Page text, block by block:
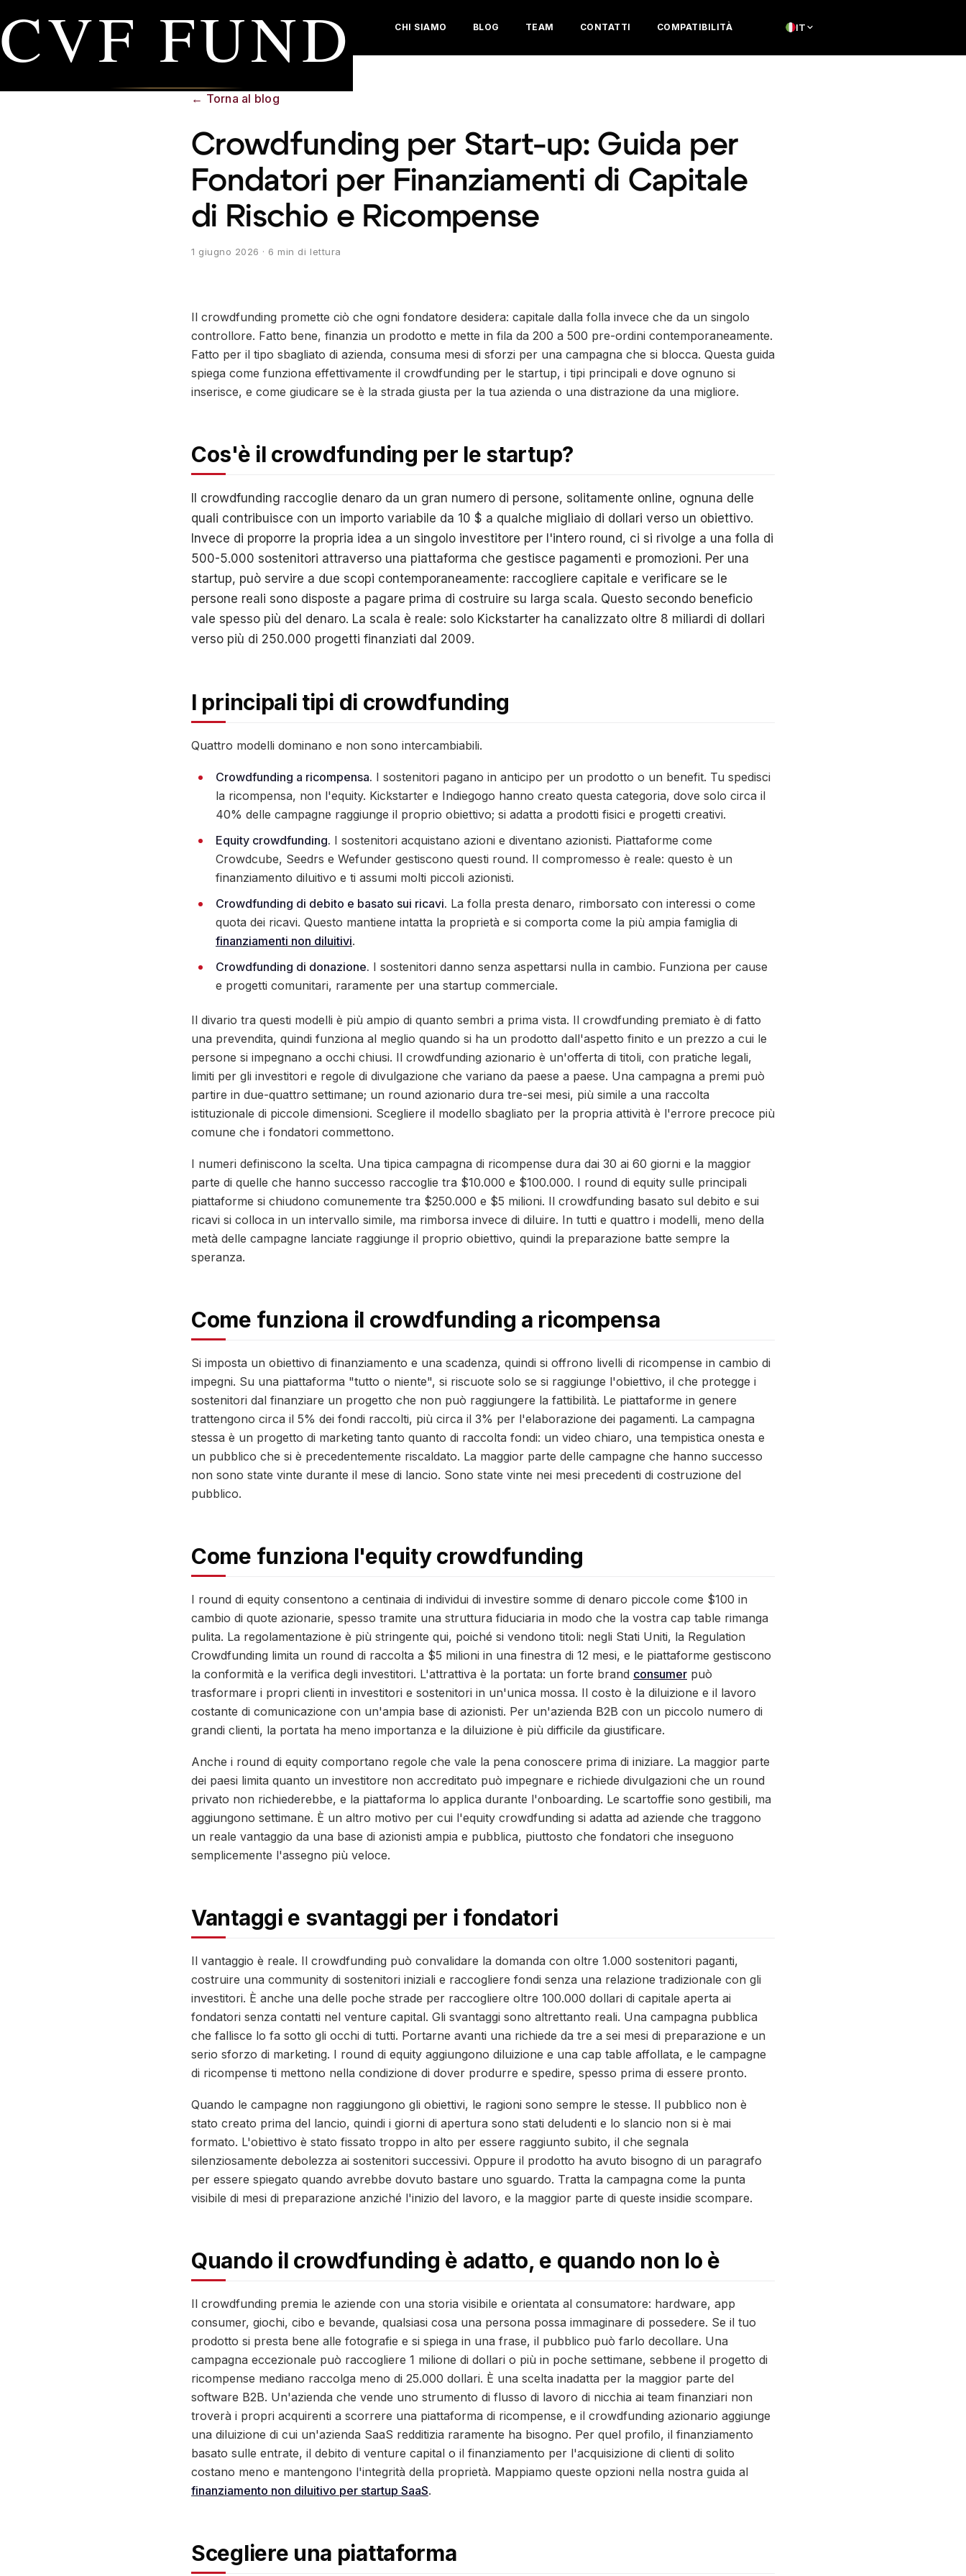
CVF FUND IT
CHI SIAMO BLOG TEAM CONTATTI COMPATIBILITÀ
← Torna al blog
Crowdfunding per Start-up: Guida per
Fondatori per Finanziamenti di Capitale
di Rischio e Ricompense
1 giugno 2026 · 6 min di lettura
Il crowdfunding promette ciò che ogni fondatore desidera: capitale dalla folla invece che da un singolo
controllore. Fatto bene, finanzia un prodotto e mette in fila da 200 a 500 pre-ordini contemporaneamente.
Fatto per il tipo sbagliato di azienda, consuma mesi di sforzi per una campagna che si blocca. Questa guida
spiega come funziona effettivamente il crowdfunding per le startup, i tipi principali e dove ognuno si
inserisce, e come giudicare se è la strada giusta per la tua azienda o una distrazione da una migliore.
Cos'è il crowdfunding per le startup?
Il crowdfunding raccoglie denaro da un gran numero di persone, solitamente online, ognuna delle
quali contribuisce con un importo variabile da 10 $ a qualche migliaio di dollari verso un obiettivo.
Invece di proporre la propria idea a un singolo investitore per l'intero round, ci si rivolge a una folla di
500-5.000 sostenitori attraverso una piattaforma che gestisce pagamenti e promozioni. Per una
startup, può servire a due scopi contemporaneamente: raccogliere capitale e verificare se le
persone reali sono disposte a pagare prima di costruire su larga scala. Questo secondo beneficio
vale spesso più del denaro. La scala è reale: solo Kickstarter ha canalizzato oltre 8 miliardi di dollari
verso più di 250.000 progetti finanziati dal 2009.
I principali tipi di crowdfunding
Quattro modelli dominano e non sono intercambiabili.
Crowdfunding a ricompensa. I sostenitori pagano in anticipo per un prodotto o un benefit. Tu spedisci
la ricompensa, non l'equity. Kickstarter e Indiegogo hanno creato questa categoria, dove solo circa il
40% delle campagne raggiunge il proprio obiettivo; si adatta a prodotti fisici e progetti creativi.
Equity crowdfunding. I sostenitori acquistano azioni e diventano azionisti. Piattaforme come
Crowdcube, Seedrs e Wefunder gestiscono questi round. Il compromesso è reale: questo è un
finanziamento diluitivo e ti assumi molti piccoli azionisti.
Crowdfunding di debito e basato sui ricavi. La folla presta denaro, rimborsato con interessi o come
quota dei ricavi. Questo mantiene intatta la proprietà e si comporta come la più ampia famiglia di
finanziamenti non diluitivi.
Crowdfunding di donazione. I sostenitori danno senza aspettarsi nulla in cambio. Funziona per cause
e progetti comunitari, raramente per una startup commerciale.
Il divario tra questi modelli è più ampio di quanto sembri a prima vista. Il crowdfunding premiato è di fatto
una prevendita, quindi funziona al meglio quando si ha un prodotto dall'aspetto finito e un prezzo a cui le
persone si impegnano a occhi chiusi. Il crowdfunding azionario è un'offerta di titoli, con pratiche legali,
limiti per gli investitori e regole di divulgazione che variano da paese a paese. Una campagna a premi può
partire in due-quattro settimane; un round azionario dura tre-sei mesi, più simile a una raccolta
istituzionale di piccole dimensioni. Scegliere il modello sbagliato per la propria attività è l'errore precoce più
comune che i fondatori commettono.
I numeri definiscono la scelta. Una tipica campagna di ricompense dura dai 30 ai 60 giorni e la maggior
parte di quelle che hanno successo raccoglie tra $10.000 e $100.000. I round di equity sulle principali
piattaforme si chiudono comunemente tra $250.000 e $5 milioni. Il crowdfunding basato sul debito e sui
ricavi si colloca in un intervallo simile, ma rimborsa invece di diluire. In tutti e quattro i modelli, meno della
metà delle campagne lanciate raggiunge il proprio obiettivo, quindi la preparazione batte sempre la
speranza.
Come funziona il crowdfunding a ricompensa
Si imposta un obiettivo di finanziamento e una scadenza, quindi si offrono livelli di ricompense in cambio di
impegni. Su una piattaforma "tutto o niente", si riscuote solo se si raggiunge l'obiettivo, il che protegge i
sostenitori dal finanziare un progetto che non può raggiungere la fattibilità. Le piattaforme in genere
trattengono circa il 5% dei fondi raccolti, più circa il 3% per l'elaborazione dei pagamenti. La campagna
stessa è un progetto di marketing tanto quanto di raccolta fondi: un video chiaro, una tempistica onesta e
un pubblico che si è precedentemente riscaldato. La maggior parte delle campagne che hanno successo
non sono state vinte durante il mese di lancio. Sono state vinte nei mesi precedenti di costruzione del
pubblico.
Come funziona l'equity crowdfunding
I round di equity consentono a centinaia di individui di investire somme di denaro piccole come $100 in
cambio di quote azionarie, spesso tramite una struttura fiduciaria in modo che la vostra cap table rimanga
pulita. La regolamentazione è più stringente qui, poiché si vendono titoli: negli Stati Uniti, la Regulation
Crowdfunding limita un round di raccolta a $5 milioni in una finestra di 12 mesi, e le piattaforme gestiscono
la conformità e la verifica degli investitori. L'attrattiva è la portata: un forte brand consumer può
trasformare i propri clienti in investitori e sostenitori in un'unica mossa. Il costo è la diluizione e il lavoro
costante di comunicazione con un'ampia base di azionisti. Per un'azienda B2B con un piccolo numero di
grandi clienti, la portata ha meno importanza e la diluizione è più difficile da giustificare.
Anche i round di equity comportano regole che vale la pena conoscere prima di iniziare. La maggior parte
dei paesi limita quanto un investitore non accreditato può impegnare e richiede divulgazioni che un round
privato non richiederebbe, e la piattaforma lo applica durante l'onboarding. Le scartoffie sono gestibili, ma
aggiungono settimane. È un altro motivo per cui l'equity crowdfunding si adatta ad aziende che traggono
un reale vantaggio da una base di azionisti ampia e pubblica, piuttosto che fondatori che inseguono
semplicemente l'assegno più veloce.
Vantaggi e svantaggi per i fondatori
Il vantaggio è reale. Il crowdfunding può convalidare la domanda con oltre 1.000 sostenitori paganti,
costruire una community di sostenitori iniziali e raccogliere fondi senza una relazione tradizionale con gli
investitori. È anche una delle poche strade per raccogliere oltre 100.000 dollari di capitale aperta ai
fondatori senza contatti nel venture capital. Gli svantaggi sono altrettanto reali. Una campagna pubblica
che fallisce lo fa sotto gli occhi di tutti. Portarne avanti una richiede da tre a sei mesi di preparazione e un
serio sforzo di marketing. I round di equity aggiungono diluizione e una cap table affollata, e le campagne
di ricompense ti mettono nella condizione di dover produrre e spedire, spesso prima di essere pronto.
Quando le campagne non raggiungono gli obiettivi, le ragioni sono sempre le stesse. Il pubblico non è
stato creato prima del lancio, quindi i giorni di apertura sono stati deludenti e lo slancio non si è mai
formato. L'obiettivo è stato fissato troppo in alto per essere raggiunto subito, il che segnala
silenziosamente debolezza ai sostenitori successivi. Oppure il prodotto ha avuto bisogno di un paragrafo
per essere spiegato quando avrebbe dovuto bastare uno sguardo. Tratta la campagna come la punta
visibile di mesi di preparazione anziché l'inizio del lavoro, e la maggior parte di queste insidie scompare.
Quando il crowdfunding è adatto, e quando non lo è
Il crowdfunding premia le aziende con una storia visibile e orientata al consumatore: hardware, app
consumer, giochi, cibo e bevande, qualsiasi cosa una persona possa immaginare di possedere. Se il tuo
prodotto si presta bene alle fotografie e si spiega in una frase, il pubblico può farlo decollare. Una
campagna eccezionale può raccogliere 1 milione di dollari o più in poche settimane, sebbene il progetto di
ricompense mediano raccolga meno di 25.000 dollari. È una scelta inadatta per la maggior parte del
software B2B. Un'azienda che vende uno strumento di flusso di lavoro di nicchia ai team finanziari non
troverà i propri acquirenti a scorrere una piattaforma di ricompense, e il crowdfunding azionario aggiunge
una diluizione di cui un'azienda SaaS redditizia raramente ha bisogno. Per quel profilo, il finanziamento
basato sulle entrate, il debito di venture capital o il finanziamento per l'acquisizione di clienti di solito
costano meno e mantengono l'integrità della proprietà. Mappiamo queste opzioni nella nostra guida al
finanziamento non diluitivo per startup SaaS.
Scegliere una piattaforma